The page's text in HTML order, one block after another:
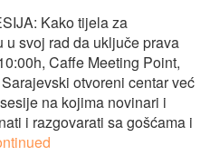
Kako tijela za
u svoj rad da uključe prava
Caffe Meeting Point,
otvoreni centar već
na kojima novinari i
i razgovarati sa gošćama i